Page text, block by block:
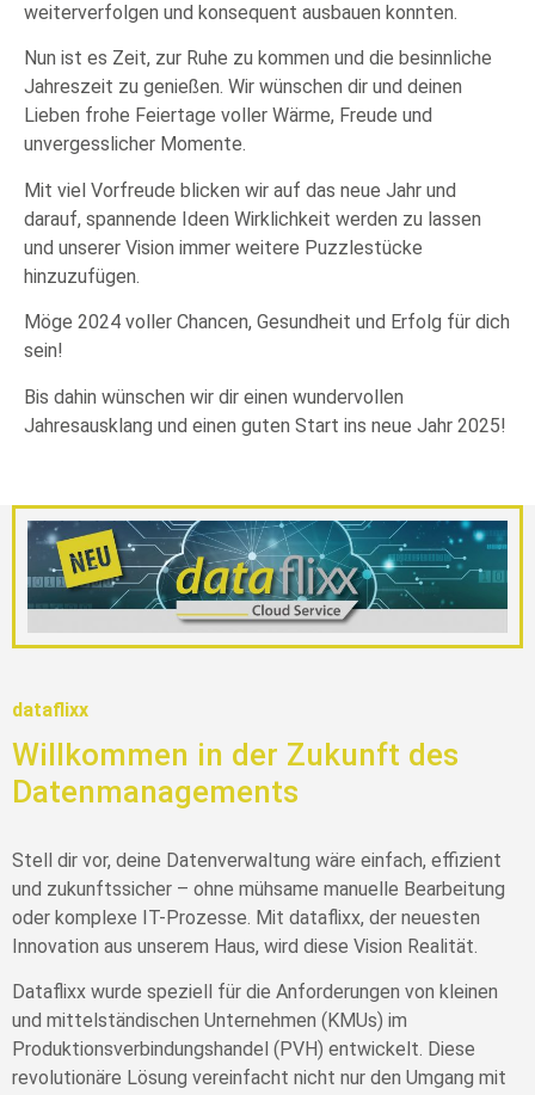
weiterverfolgen und konsequent ausbauen konnten.
Nun ist es Zeit, zur Ruhe zu kommen und die besinnliche
Jahreszeit zu genießen. Wir wünschen dir und deinen
Lieben frohe Feiertage voller Wärme, Freude und
unvergesslicher Momente.
Mit viel Vorfreude blicken wir auf das neue Jahr und
darauf, spannende Ideen Wirklichkeit werden zu lassen
und unserer Vision immer weitere Puzzlestücke
hinzuzufügen.
Möge 2024 voller Chancen, Gesundheit und Erfolg für dich
sein!
Bis dahin wünschen wir dir einen wundervollen
Jahresausklang und einen guten Start ins neue Jahr 2025!
dataflixx
Willkommen in der Zukunft des
Datenmanagements
Stell dir vor, deine Datenverwaltung wäre einfach, effizient
und zukunftssicher – ohne mühsame manuelle Bearbeitung
oder komplexe IT-Prozesse. Mit dataflixx, der neuesten
Innovation aus unserem Haus, wird diese Vision Realität.
Dataflixx wurde speziell für die Anforderungen von kleinen
und mittelständischen Unternehmen (KMUs) im
Produktionsverbindungshandel (PVH) entwickelt. Diese
revolutionäre Lösung vereinfacht nicht nur den Umgang mit